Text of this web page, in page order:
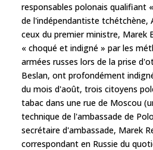
responsables polonais qualifiant
de l'indépendantiste tchétchène,
ceux du premier ministre, Marek
« choqué et indigné » par les
armées russes lors de la prise
Beslan, ont profondément
du mois d'août, trois citoyens
tabac dans une rue de Moscou
technique de l'ambassade de
secrétaire d'ambassade, Marek
correspondant en Russie du